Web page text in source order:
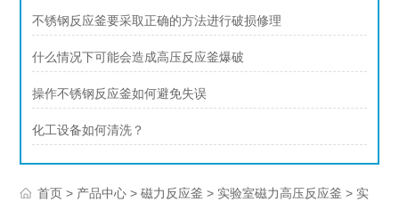
不锈钢反应釜要采取正确的方法进行破损修理
什么情况下可能会造成高压反应釜爆破
操作不锈钢反应釜如何避免失误
化工设备如何清洗？
首页 > 产品中心 >磁力反应釜 > 实验室磁力高压反应釜 > 实